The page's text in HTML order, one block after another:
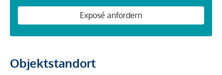
Exposé anfordern
Objektstandort